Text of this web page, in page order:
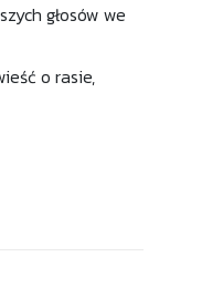
głosów we
o rasie,